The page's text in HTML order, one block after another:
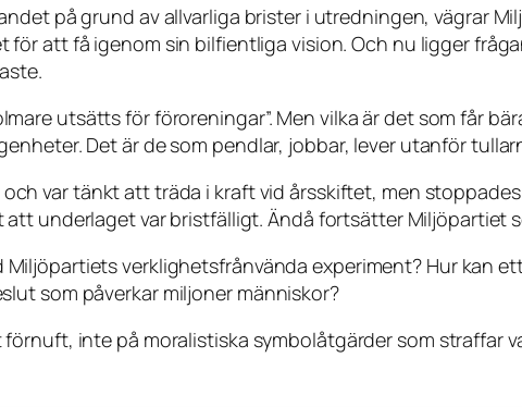
på grund av allvarliga brister i utredningen, vägrar
att få igenom sin bilfientliga vision. Och nu ligger
utsätts för föroreningar”. Men vilka är det som får
Det är de som pendlar, jobbar, lever utanför
var tänkt att träda i kraft vid årsskiftet, men
underlaget var bristfälligt. Ändå fortsätter Miljöpartiet
Miljöpartiets verklighetsfrånvända experiment? Hur kan
som påverkar miljoner människor?
inte på moralistiska symbolåtgärder som straffar